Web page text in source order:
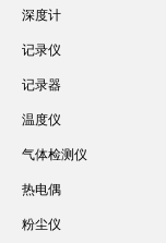
深度计
记录仪
记录器
温度仪
气体检测仪
热电偶
粉尘仪